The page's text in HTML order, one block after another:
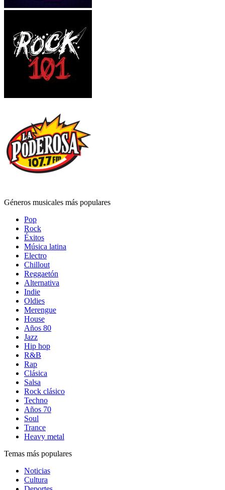
Géneros musicales más populares
Pop
Rock
Éxitos
Música latina
Electro
Chillout
Reggaetón
Alternativa
Indie
Oldies
Merengue
House
Años 80
Jazz
Hip hop
R&B
Rap
Clásica
Salsa
Rock clásico
Techno
Años 70
Soul
Trance
Heavy metal
Temas más populares
Noticias
Cultura